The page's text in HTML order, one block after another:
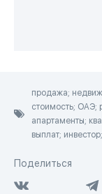
продажа;
стоимость; ОАЭ;
апартаменты;
выплат;
Поделиться